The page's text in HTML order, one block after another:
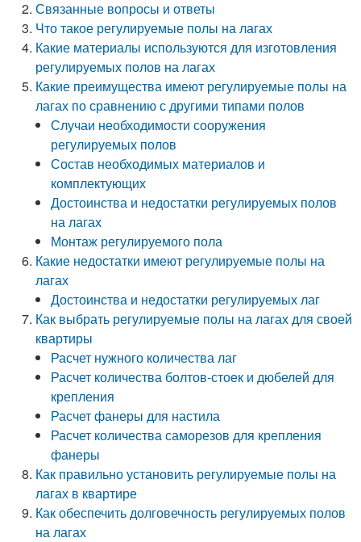
Связанные вопросы и ответы
Что такое регулируемые полы на лагах
Какие материалы используются для изготовления
регулируемых полов на лагах
Какие преимущества имеют регулируемые полы на
лагах по сравнению с другими типами полов
Случаи необходимости сооружения
регулируемых полов
Состав необходимых материалов и
комплектующих
Достоинства и недостатки регулируемых полов
на лагах
Монтаж регулируемого пола
Какие недостатки имеют регулируемые полы на
лагах
Достоинства и недостатки регулируемых лаг
Как выбрать регулируемые полы на лагах для своей
квартиры
Расчет нужного количества лаг
Расчет количества болтов-стоек и дюбелей для
крепления
Расчет фанеры для настила
Расчет количества саморезов для крепления
фанеры
Как правильно установить регулируемые полы на
лагах в квартире
Как обеспечить долговечность регулируемых полов
на лагах